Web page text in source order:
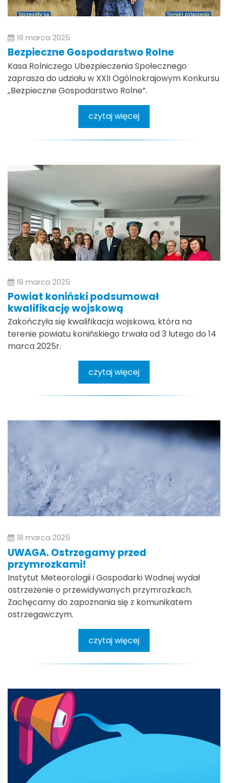
19 marca 2025
Bezpieczne Gospodarstwo Rolne
Kasa Rolniczego Ubezpieczenia Społecznego
zaprasza do udziału w XXII Ogólnokrajowym Konkursu
„Bezpieczne Gospodarstwo Rolne”.
czytaj więcej
19 marca 2025
Powiat koniński podsumował
kwalifikację wojskową
Zakończyła się kwalifikacja wojskowa, która na
terenie powiatu konińskiego trwała od 3 lutego do 14
marca 2025r.
czytaj więcej
18 marca 2025
UWAGA. Ostrzegamy przed
przymrozkami!
Instytut Meteorologii i Gospodarki Wodnej wydał
ostrzeżenie o przewidywanych przymrozkach.
Zachęcamy do zapoznania się z komunikatem
ostrzegawczym.
czytaj więcej